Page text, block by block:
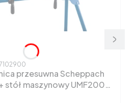
przesuwna Scheppach
stół maszynowy UMF2000